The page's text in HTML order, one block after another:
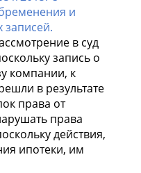
и
в суд
запись о
компании, к
в результате
права от
права
действия,
ипотеки, им